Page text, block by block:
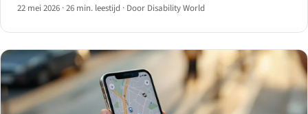
tien grote AAA-uitgevers en de verwachte handhavingscurve
22 mei 2026 ·26 min. leestijd · Door Disability World